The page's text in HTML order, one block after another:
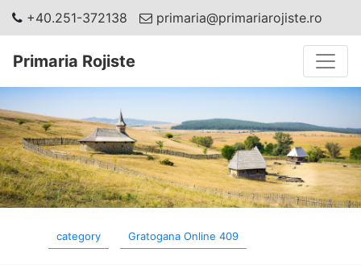
+40.251-372138 primaria@primariarojiste.ro
Primaria Rojiste
category Gratogana Online 409